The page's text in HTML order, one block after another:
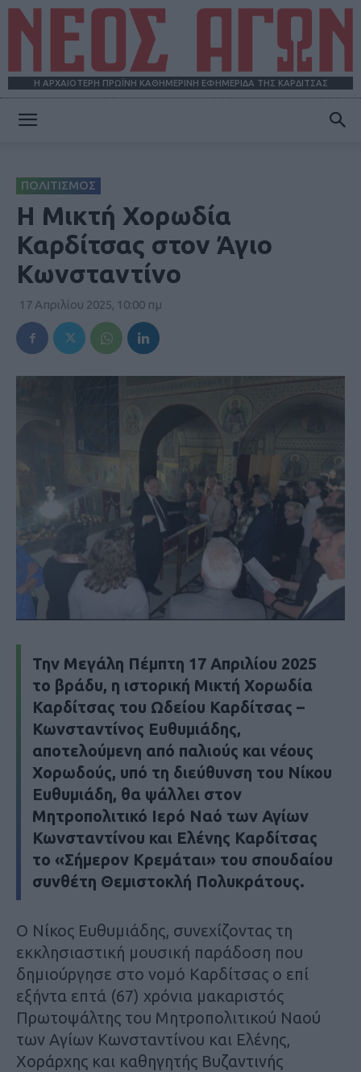
Η ΑΡΧΑΙΟΤΕΡΗ ΠΡΩΪΝΗ ΚΑΘΗΜΕΡΙΝΗ ΕΦΗΜΕΡΙΔΑ ΤΗΣ ΚΑΡΔΙΤΣΑΣ
ΠΟΛΙΤΙΣΜΟΣ
Η Μικτή Χορωδία
Καρδίτσας στον Άγιο
Κωνσταντίνο
17 Απριλίου 2025, 10:00 πμ
Την Μεγάλη Πέμπτη 17 Απριλίου 2025
το βράδυ, η ιστορική Μικτή Χορωδία
Καρδίτσας του Ωδείου Καρδίτσας –
Κωνσταντίνος Ευθυμιάδης,
αποτελούμενη από παλιούς και νέους
Χορωδούς, υπό τη διεύθυνση του Νίκου
Ευθυμιάδη, θα ψάλλει στον
Μητροπολιτικό Ιερό Ναό των Αγίων
Κωνσταντίνου και Ελένης Καρδίτσας
το «Σήμερον Κρεμάται» του σπουδαίου
συνθέτη Θεμιστοκλή Πολυκράτους.
Ο Νίκος Ευθυμιάδης, συνεχίζοντας τη
εκκλησιαστική μουσική παράδοση που
δημιούργησε στο νομό Καρδίτσας ο επί
εξήντα επτά (67) χρόνια μακαριστός
Πρωτοψάλτης του Μητροπολιτικού Ναού
των Αγίων Κωνσταντίνου και Ελένης,
Χοράρχης και καθηγητής Βυζαντινής